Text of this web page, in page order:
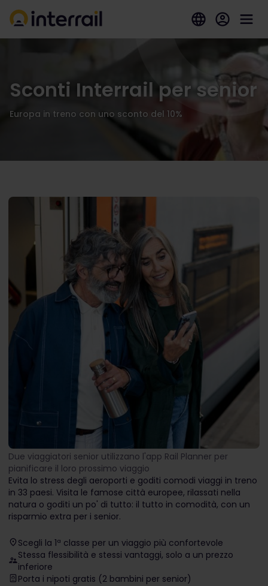
Sconti Interrail per senior
Europa in treno con uno sconto del 10%
Due viaggiatori senior utilizzano l'app Rail Planner per
pianificare il loro prossimo viaggio
Evita lo stress degli aeroporti e goditi comodi viaggi in treno
in 33 paesi. Visita le famose città europee, rilassati nella
natura o goditi un po' di tutto: il tutto in comodità, con un
risparmio extra per i senior.
Scegli la 1ª classe per un viaggio più confortevole
Stessa flessibilità e stessi vantaggi, solo a un prezzo
inferiore
Porta i nipoti gratis (2 bambini per senior)